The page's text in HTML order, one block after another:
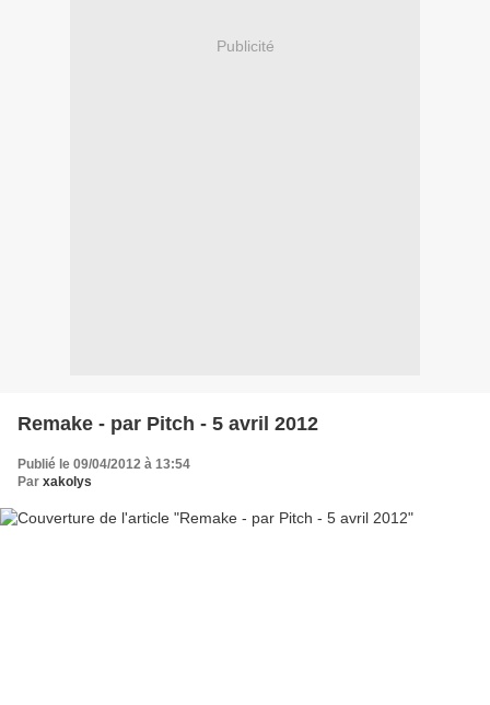
Publicité
Remake - par Pitch - 5 avril 2012
Publié le 09/04/2012 à 13:54
Par xakolys